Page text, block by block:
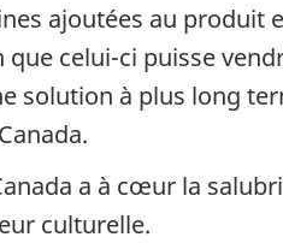
ajoutées au produit
celui-ci puisse
solution à plus long
a à cœur la
culturelle.